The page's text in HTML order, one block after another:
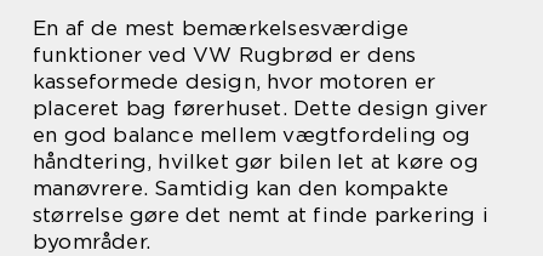
En af de mest bemærkelsesværdige
funktioner ved VW Rugbrød er dens
kasseformede design, hvor motoren er
placeret bag førerhuset. Dette design giver
en god balance mellem vægtfordeling og
håndtering, hvilket gør bilen let at køre og
manøvrere. Samtidig kan den kompakte
størrelse gøre det nemt at finde parkering i
byområder.